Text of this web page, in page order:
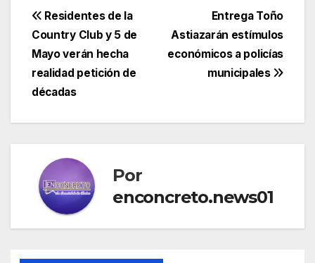
Navegación
de
entradas
Entrega Toño
Astiazarán estímulos
económicos a policías
municipales
Residentes de la
Country Club y 5 de
Mayo verán hecha
realidad petición de
décadas
Por
enconcreto.news01